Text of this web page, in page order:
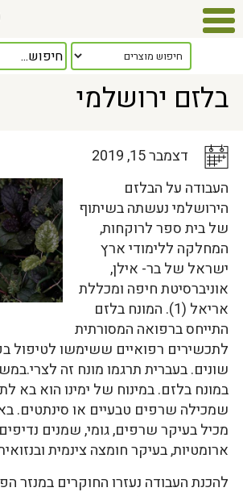
כלל המאמרים> בלזם ירושלמי
בלזם ירושלמי
דצמבר 15, 2019
העבודה על הבלזם
הירושלמי נעשתה בשיתוף
של בית ספר לרוקחות,
המחלקה ללימודי ארץ
ישראל של בר- אילן,
אוניברסיטת חיפה ומכללת
אריאל (1). המונח בלזם
התייחס ברפואה המסורתית
לתכשירים רפואיים ששימשו לטיפול
שונים. בעברית תרגמו מונח זה
במונח בלזם. במינוח של ימינו הוא בא
שמכילה שרפים טבעיים או סינתטים.
מכיל בעיקר שרפים, גומי, שמנים
ארומטיות, בעיקר חומצה צינמית ובנזואית
להכנת העבודה נעזרו החוקרים במנזר